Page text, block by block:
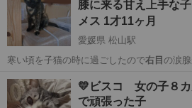
膝に来る甘え上手な子
メス 1才11ヶ月
愛媛県 松山駅
寒い頃を子猫の時に過ごしたので右目の涙
愛媛 松山市 松山駅
💛ビスコ 女の子８
で頑張った子